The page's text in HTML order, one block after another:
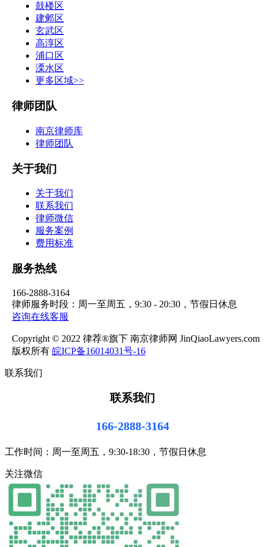
鼓楼区
建邺区
玄武区
高淳区
浦口区
溧水区
更多区域>>
律师团队
南京律师库
律师团队
关于我们
关于我们
联系我们
律师微信
服务案例
费用标准
服务热线
166-2888-3164
律师服务时段：周一至周五，9:30 - 20:30，节假日休息
咨询在线客服
Copyright © 2022 律荐®旗下 南京律师网 JinQiaoLawyers.com
版权所有 皖ICP备16014031号-16
联系我们
联系我们
166-2888-3164
工作时间：周一至周五，9:30-18:30，节假日休息
关注微信